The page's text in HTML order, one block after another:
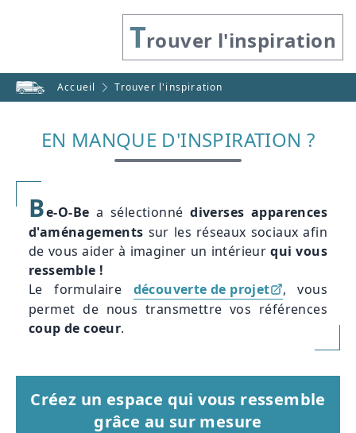
Trouver l'inspiration
Accueil Trouver l'inspiration
EN MANQUE D'INSPIRATION ?
Be-O-Be a sélectionnédiverses apparences
d'aménagements sur les réseaux sociaux afin
de vous aider à imaginer un intérieurqui vous
ressemble !
Le formulaire découverte de projet
, vous
permet de nous transmettre vos références
coup de coeur.
Créez un espace qui vous ressemble
grâce au sur mesure